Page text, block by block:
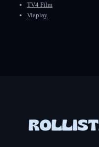
TV4 Film
Viaplay